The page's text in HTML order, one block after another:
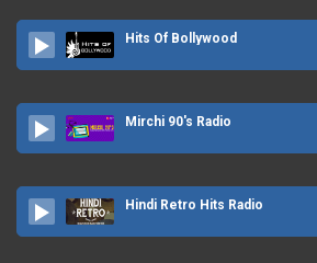
Hits Of Bollywood
Mirchi 90's Radio
Hindi Retro Hits Radio